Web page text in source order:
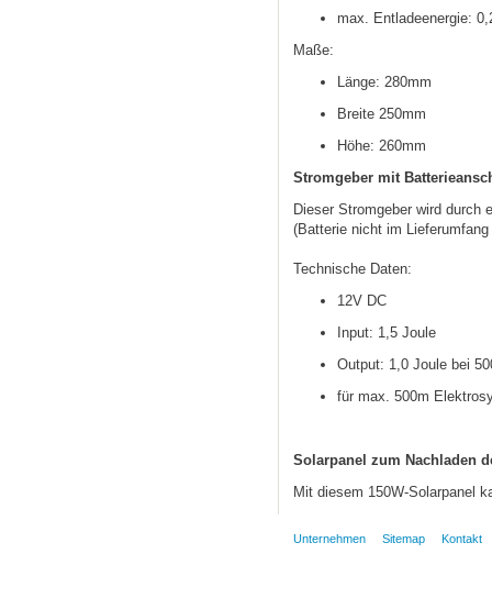
max. Entladeenergie:
Maße:
Länge: 280mm
Breite 250mm
Höhe: 260mm
Stromgeber mit
Dieser Stromgeber wird durch
(Batterie nicht im Lieferumfang
Technische Daten:
12V DC
Input: 1,5 Joule
Output: 1,0 Joule bei
für max. 500m
Solarpanel zum Nachladen
Mit diesem 150W-Solarpanel
Unternehmen Sitemap Kontakt